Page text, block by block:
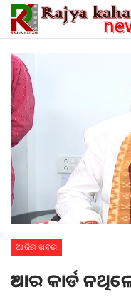
ଆଜିର ଖବର
ଆଧାର କାର୍ଡ